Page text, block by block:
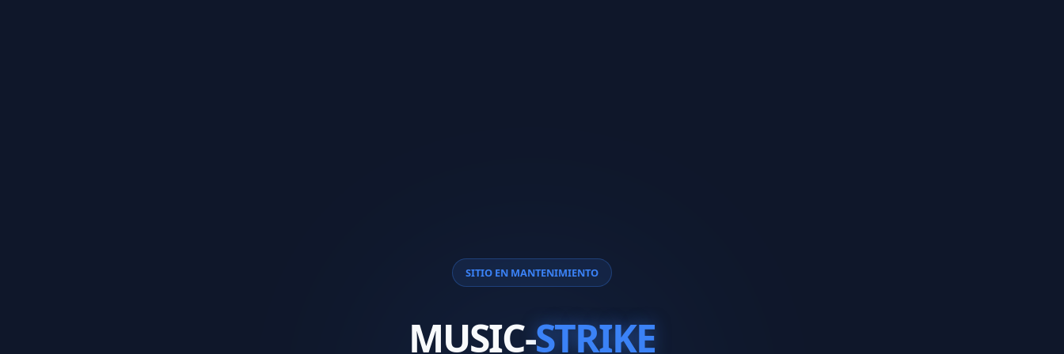
SITIO EN MANTENIMIENTO
MUSIC-STRIKE